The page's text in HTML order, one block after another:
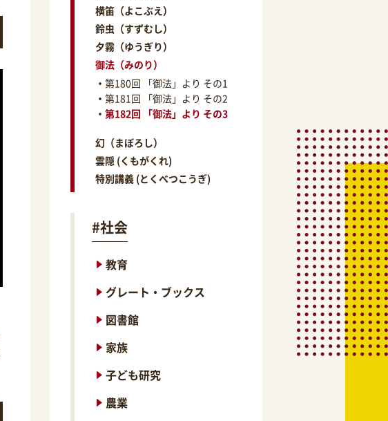
横笛（よこぶえ）
鈴虫（すずむし）
夕霧（ゆうぎり）
御法（みのり）
第180回 「御法」より その1
第181回 「御法」より その2
第182回 「御法」より その3
幻（まぼろし）
雲隠 (くもがくれ)
特別講義 (とくべつこうぎ)
#社会
教育
グレート・ブックス
図書館
家族
子ども研究
農業